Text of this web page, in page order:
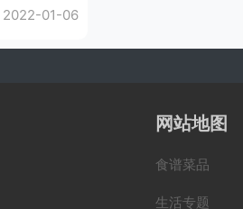
2022-01-06
网站地图
食谱菜品
生活专题